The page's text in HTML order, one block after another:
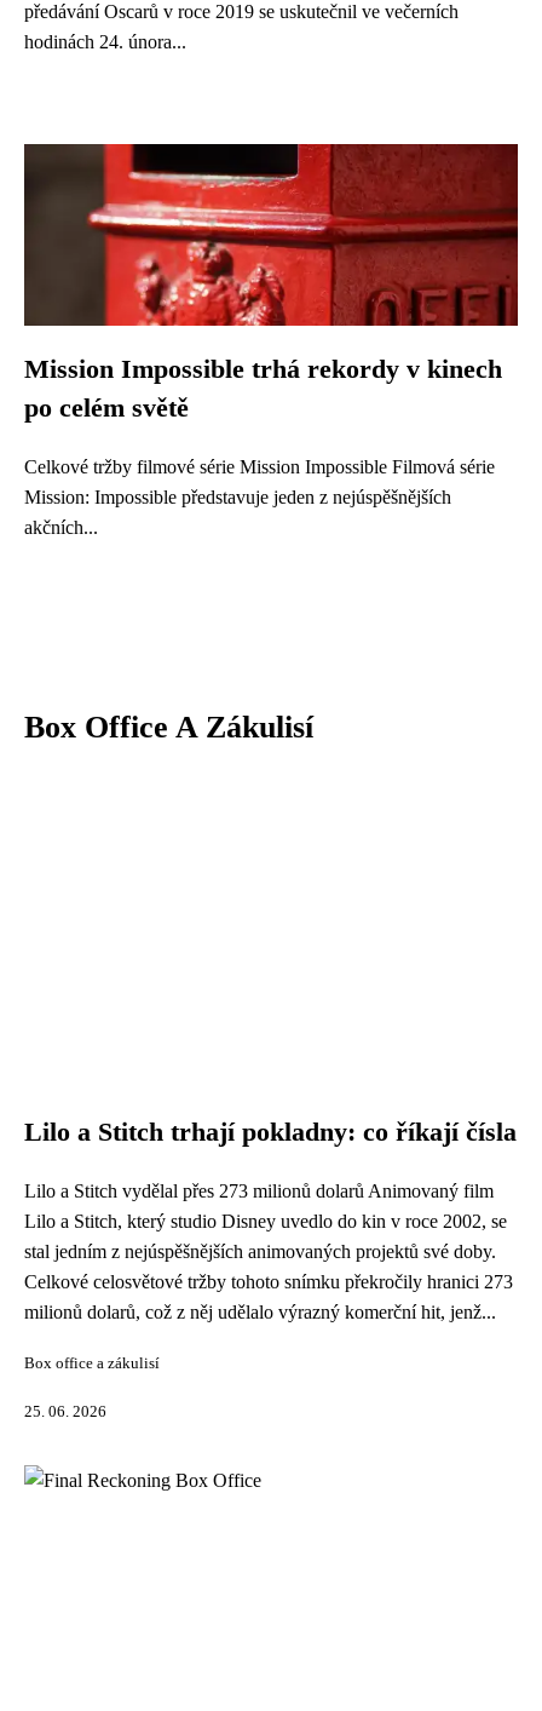
předávání Oscarů v roce 2019 se uskutečnil ve večerních
hodinách 24. února...
Mission Impossible trhá rekordy v kinech
po celém světě
Celkové tržby filmové série Mission Impossible Filmová série
Mission: Impossible představuje jeden z nejúspěšnějších
akčních...
Box Office A Zákulisí
Lilo a Stitch trhají pokladny: co říkají čísla
Lilo a Stitch vydělal přes 273 milionů dolarů Animovaný film
Lilo a Stitch, který studio Disney uvedlo do kin v roce 2002, se
stal jedním z nejúspěšnějších animovaných projektů své doby.
Celkové celosvětové tržby tohoto snímku překročily hranici 273
milionů dolarů, což z něj udělalo výrazný komerční hit, jenž...
Box office a zákulisí
25. 06. 2026